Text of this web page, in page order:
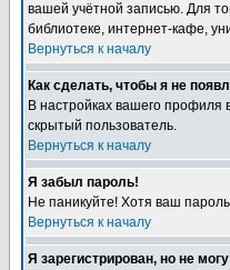
вашей учётной записью. Для
библиотеке, интернет-кафе,
Вернуться к началу
Как сделать, чтобы я не
В настройках вашего профиля
скрытый пользователь.
Вернуться к началу
Я забыл пароль!
Не паникуйте! Хотя ваш
Вернуться к началу
Я зарегистрирован, но не